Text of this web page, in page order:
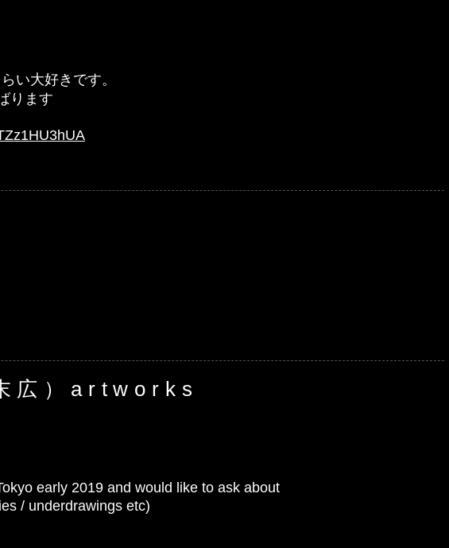
い大好きです。
ります
広）artworks
early 2019 and would like to ask about
/ underdrawings etc)